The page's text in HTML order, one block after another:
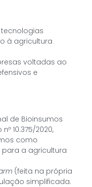
à agricultura
voltadas ao
e
de Bioinsumos
10.375/2020,
como
a agricultura
(feita na própria
simplificada.